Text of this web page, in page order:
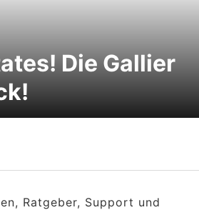
Die Gallier
Ratgeber, Support und